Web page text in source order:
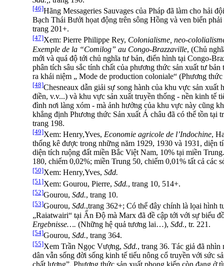
[46]Hãng Messageries Sauvages của Pháp đã làm cho hải
Bạch Thái Bưởi họat động trên sông Hồng và ven biển
trang 201+.
[47]Xem: Pierre Philippe Rey, Colonialisme, neo-
Exemple de la “Comilog” au Congo-Brazzaville, (Chủ
mới và quá độ tới chủ nghĩa tư bản, điển hình tại Congo-
phân tích sâu sắc tính chất của phương thức sản xuất tư
ra khái niệm „ Mode de production coloniale“ (Phương
[48]Chesneaux dẫn giải sự song hành của khu vực sản xuất
điền, v.v...) và khu vực sản xuất truyền thống - nền kinh tế
đình nơi làng xóm - mà ảnh hưởng của khu vực này cũng
khẳng định Phương thức Sản xuất Á châu đã có thể tồn tại
trang 198.
[49]Xem: Henry,Yves, Economie agricole de l’Indochine,
thống kê được trong những năm 1929, 1930 và 1931, diện
diện tích ruộng đất miền Bắc Việt Nam, 10% tại miền
180, chiếm 0,02%; miền Trung 50, chiếm 0,01% tất cả các
[50]Xem: Henry,Yves, Sđd.
[51]Xem: Gourou, Pierre, Sđd., trang 10, 514+.
[52]Gourou, Sđd., trang 10.
[53]Gourou, Sđd.,trang 362+; Có thể đây chính là lọai hình
„Raiatwairi“ tại Ấn Độ mà Marx đã đề cập tới với sự biểu
Ergebnisse…. (Những hệ quả tương lai…), Sđd., tr. 221.
[54]Gourou, Sđd., trang 364.
[55]Xem Trần Ngọc Vượng, Sđd., trang 36. Tác giả đã nhìn
dân vẫn sống đời sống kinh tế tiểu nông cổ truyền với sức